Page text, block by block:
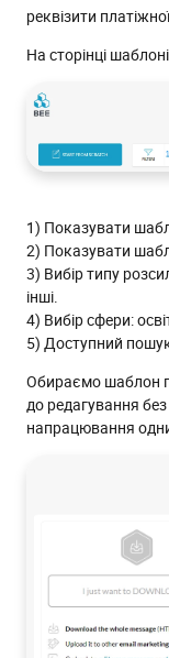
реквізити
На сторінці
1) Показувати
2) Показувати
3) Вибір типу
інші.
4) Вибір сфери:
5) Доступний
Обираємо шаблон
до редагування без
напрацювання